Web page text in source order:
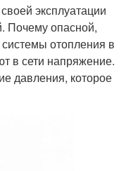
эксплуатации
Почему опасной,
отопления в
в сети напряжение.
давления, которое